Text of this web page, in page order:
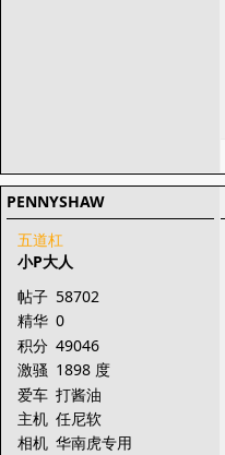
PENNYSHAW
五道杠
小P大人
帖子 58702
精华 0
积分 49046
激骚 1898 度
爱车 打酱油
主机 任尼软
相机 华南虎专用